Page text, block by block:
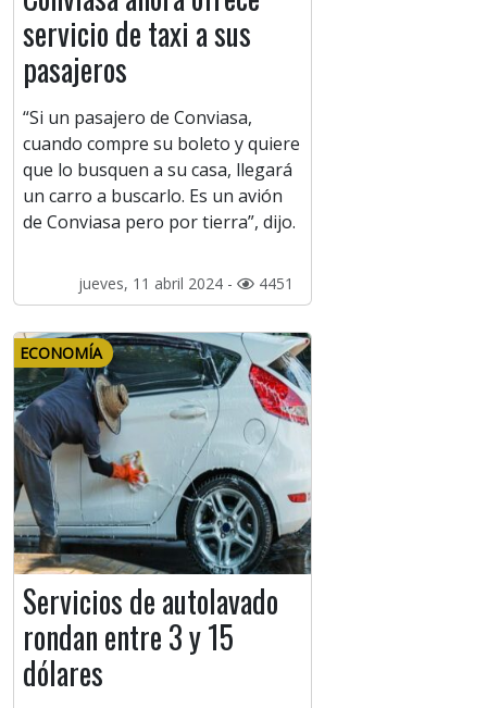
servicio de taxi a sus
pasajeros
“Si un pasajero de Conviasa,
cuando compre su boleto y quiere
que lo busquen a su casa, llegará
un carro a buscarlo. Es un avión
de Conviasa pero por tierra”, dijo.
jueves, 11 abril 2024 - 4451
ECONOMÍA
Servicios de autolavado
rondan entre 3 y 15
dólares